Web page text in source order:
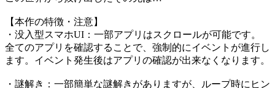
【本作の特徴・注意】
・没入型スマホUI：一部アプリはスクロールが可能です。
全てのアプリを確認することで、強制的にイベントが進行し
ます。イベント発生後はアプリの確認が出来なくなります。
・謎解き：一部簡単な謎解きがありますが、ループ時にヒン